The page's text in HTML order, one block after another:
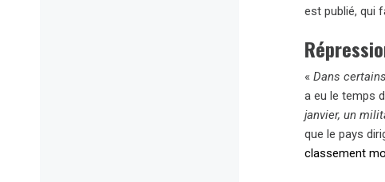
est publié, qui
«Dans
a eu le temps
janvier, un
que le pays
classement